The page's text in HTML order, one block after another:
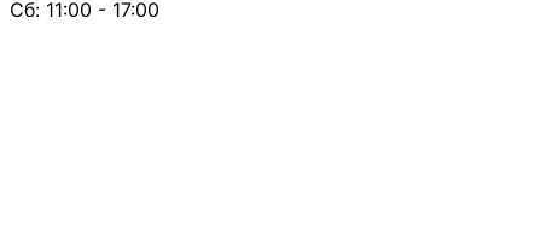
Сб: 11:00 - 17:00